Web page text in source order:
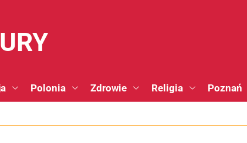
Polonia Zdrowie Religia Poznań